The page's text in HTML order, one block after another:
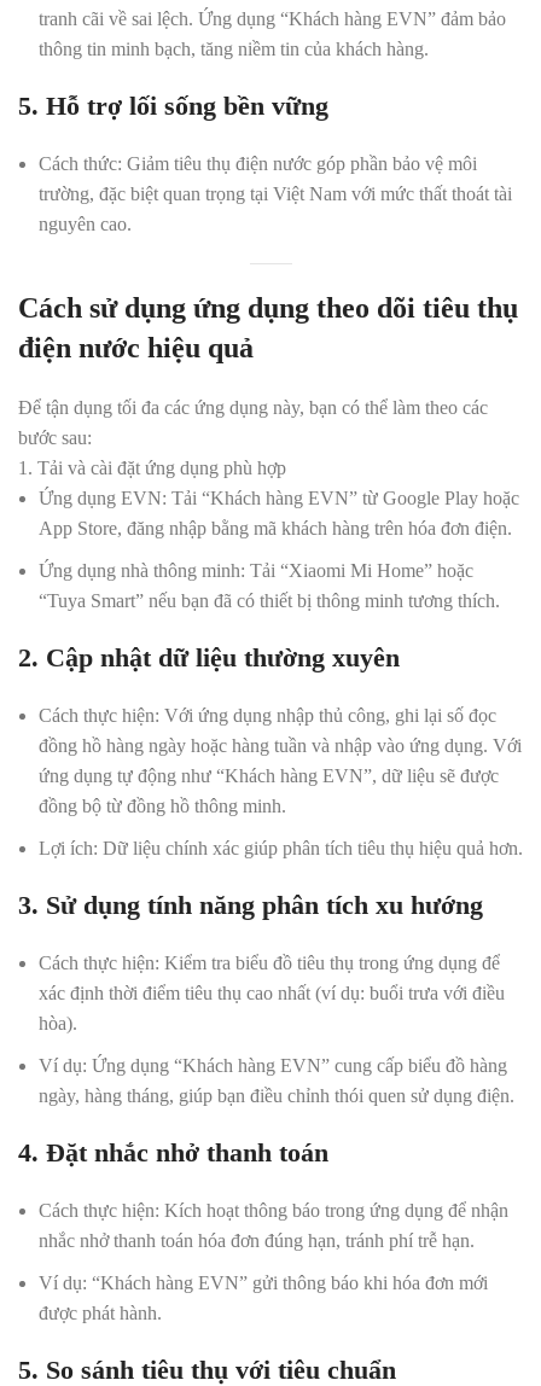
tranh cãi về sai lệch. Ứng dụng “Khách hàng EVN” đảm bảo
thông tin minh bạch, tăng niềm tin của khách hàng.
5. Hỗ trợ lối sống bền vững
Cách thức: Giảm tiêu thụ điện nước góp phần bảo vệ môi
trường, đặc biệt quan trọng tại Việt Nam với mức thất thoát tài
nguyên cao.
Cách sử dụng ứng dụng theo dõi tiêu thụ
điện nước hiệu quả
Để tận dụng tối đa các ứng dụng này, bạn có thể làm theo các
bước sau:
1. Tải và cài đặt ứng dụng phù hợp
Ứng dụng EVN: Tải “Khách hàng EVN” từ Google Play hoặc
App Store, đăng nhập bằng mã khách hàng trên hóa đơn điện.
Ứng dụng nhà thông minh: Tải “Xiaomi Mi Home” hoặc
“Tuya Smart” nếu bạn đã có thiết bị thông minh tương thích.
2. Cập nhật dữ liệu thường xuyên
Cách thực hiện: Với ứng dụng nhập thủ công, ghi lại số đọc
đồng hồ hàng ngày hoặc hàng tuần và nhập vào ứng dụng. Với
ứng dụng tự động như “Khách hàng EVN”, dữ liệu sẽ được
đồng bộ từ đồng hồ thông minh.
Lợi ích: Dữ liệu chính xác giúp phân tích tiêu thụ hiệu quả hơn.
3. Sử dụng tính năng phân tích xu hướng
Cách thực hiện: Kiểm tra biểu đồ tiêu thụ trong ứng dụng để
xác định thời điểm tiêu thụ cao nhất (ví dụ: buổi trưa với điều
hòa).
Ví dụ: Ứng dụng “Khách hàng EVN” cung cấp biểu đồ hàng
ngày, hàng tháng, giúp bạn điều chỉnh thói quen sử dụng điện.
4. Đặt nhắc nhở thanh toán
Cách thực hiện: Kích hoạt thông báo trong ứng dụng để nhận
nhắc nhở thanh toán hóa đơn đúng hạn, tránh phí trễ hạn.
Ví dụ: “Khách hàng EVN” gửi thông báo khi hóa đơn mới
được phát hành.
5. So sánh tiêu thụ với tiêu chuẩn